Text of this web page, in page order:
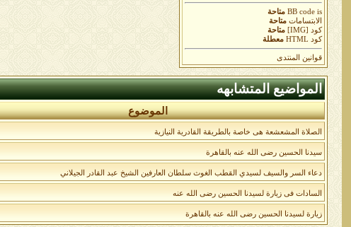
BB codeis
متاحة
الابتسامات متاحة
كود [IMG]
متاحة
كود HTML
معطلة
قوانين المنتدى
المواضيع المتشابهه
الموضوع
الصلاة المشعشعة هى خاصة بالطريقة القادرية النيازية
سيدنا الحسين رضى الله عنه بالقاهرة
دعاء السر والسيف لسيدي القطب الغوث سلطان العارفين الشيخ عبد القادر الجيلاني
السادات فى زيارة لسيدنا الحسين رضى الله عنه
زيارة لسيدنا الحسين رضى الله عنه بالقاهرة